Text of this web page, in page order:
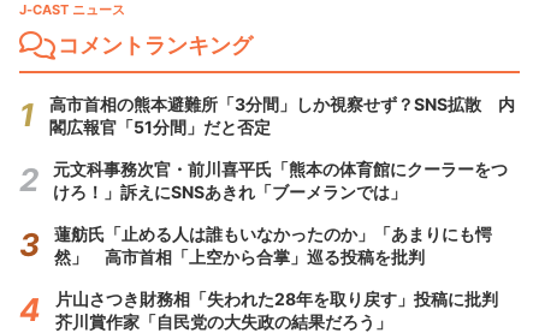
J-CAST ニュース
コメントランキング
高市首相の熊本避難所「3分間」しか視察せず？SNS拡散 内
閣広報官「51分間」だと否定
元文科事務次官・前川喜平氏「熊本の体育館にクーラーをつ
けろ！」訴えにSNSあきれ「ブーメランでは」
蓮舫氏「止める人は誰もいなかったのか」「あまりにも愕
然」 高市首相「上空から合掌」巡る投稿を批判
片山さつき財務相「失われた28年を取り戻す」投稿に批判
芥川賞作家「自民党の大失政の結果だろう」